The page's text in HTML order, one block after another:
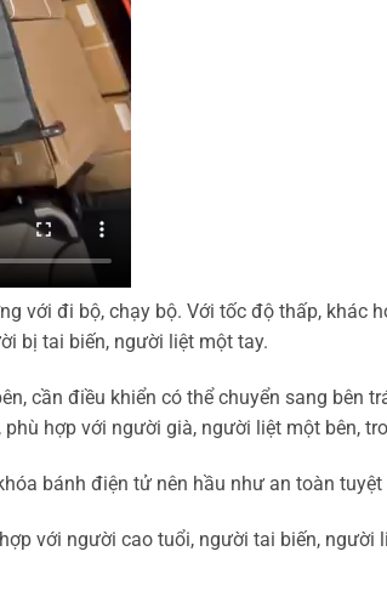
với đi bộ, chạy bộ. Với tốc độ thấp, khác
bị tai biến, người liệt một tay.
cần điều khiển có thể chuyển sang bên
hợp với người già, người liệt một bên,
bánh điện tử nên hầu như an toàn
với người cao tuổi, người tai biến,